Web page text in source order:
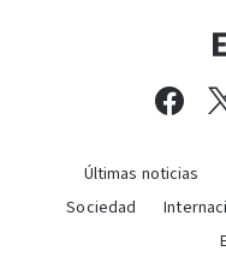
Últimas noticias
Sociedad